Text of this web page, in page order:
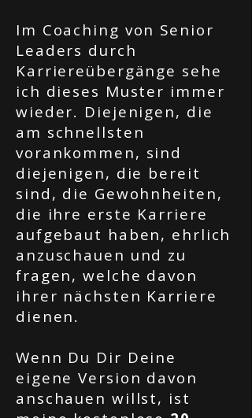
Im Coaching von Senior
Leaders durch
Karriereübergänge sehe
ich dieses Muster immer
wieder. Diejenigen, die
am schnellsten
vorankommen, sind
diejenigen, die bereit
sind, die Gewohnheiten,
die ihre erste Karriere
aufgebaut haben, ehrlich
anzuschauen und zu
fragen, welche davon
ihrer nächsten Karriere
dienen.
Wenn Du Dir Deine
eigene Version davon
anschauen willst, ist